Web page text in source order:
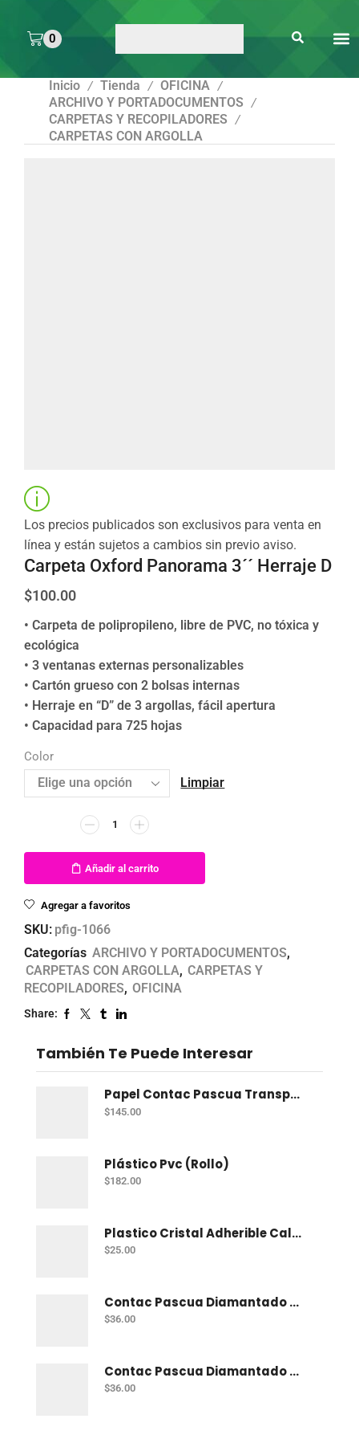
0
Inicio / Tienda / OFICINA /
ARCHIVO Y PORTADOCUMENTOS /
CARPETAS Y RECOPILADORES /
CARPETAS CON ARGOLLA
Los precios publicados son exclusivos para venta en
línea y están sujetos a cambios sin previo aviso.
Carpeta Oxford Panorama 3´´ Herraje D
$100.00
• Carpeta de polipropileno, libre de PVC, no tóxica y
ecológica
• 3 ventanas externas personalizables
• Cartón grueso con 2 bolsas internas
• Herraje en “D” de 3 argollas, fácil apertura
• Capacidad para 725 hojas
Color
Limpiar
Añadir al carrito
Agregar a favoritos
SKU: pfig-1066
Categorías ARCHIVO Y PORTADOCUMENTOS,
CARPETAS CON ARGOLLA, CARPETAS Y
RECOPILADORES, OFICINA
Share:
También Te Puede Interesar
Papel Contac Pascua Transparente 45 Cm X 20 Mt
$145.00
Plástico Pvc (Rollo)
$182.00
Plastico Cristal Adherible Cal. 4 Mt
$25.00
Contac Pascua Diamantado 2 Mt Fiusha
$36.00
Contac Pascua Diamantado 2 Mt Dorado
$36.00